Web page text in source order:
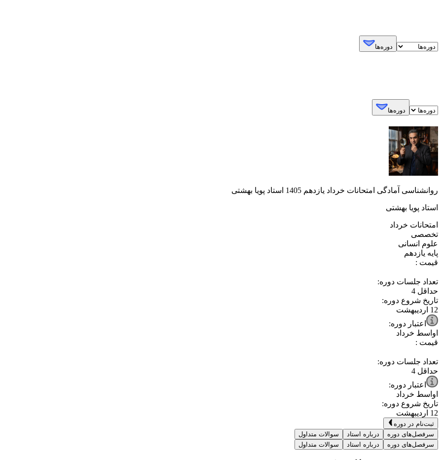
دوره‌ها
دوره‌ها
روانشناسی آمادگی امتحانات خرداد یازدهم 1405 استاد پویا بهشتی
استاد پویا بهشتی
⁧امتحانات خرداد⁩
⁧تخصصی⁩
⁧علوم انسانی⁩
⁧پایه یازدهم⁩
قیمت :
تعداد جلسات دوره:
حداقل 4
تاریخ شروع دوره:
12 اردیبهشت
اعتبار دوره:
اواسط خرداد
قیمت :
تعداد جلسات دوره:
حداقل 4
اعتبار دوره:
اواسط خرداد
تاریخ شروع دوره:
12 اردیبهشت
ثبت‌نام در دوره
سرفصل‌های دوره
درباره استاد
سوالات متداول
سرفصل‌های دوره
درباره استاد سوالات متداول